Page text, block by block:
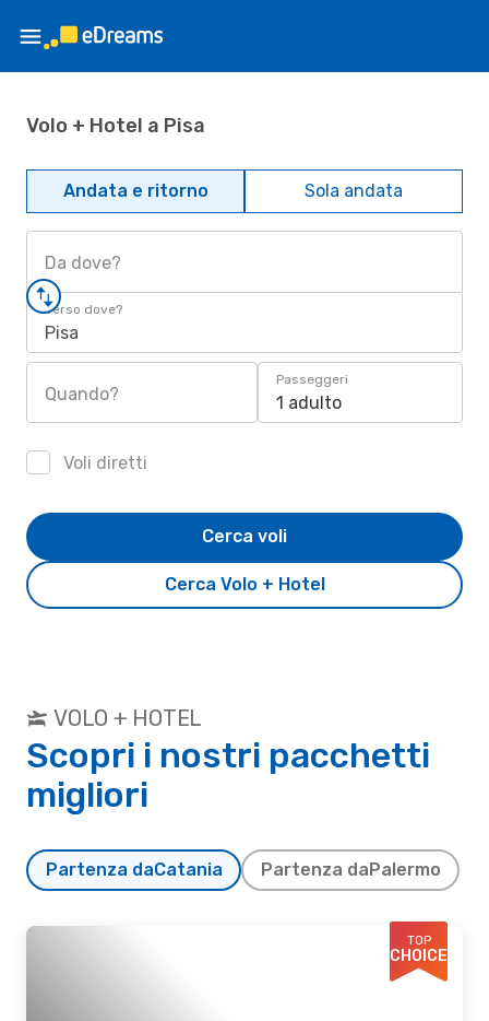
Volo + Hotel a Pisa
Andata e ritorno Sola andata
Da dove?
Verso dove?
Pisa
Quando?
Passeggeri
1 adulto
Voli diretti
Cerca Volo + Hotel
Cerca voli
VOLO + HOTEL
Scopri i nostri pacchetti
migliori
Partenza daCatania Partenza da Palermo
TOP
CHOICE